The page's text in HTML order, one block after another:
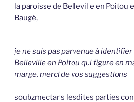
la paroisse de Belleville en Poitou
Baugé,
je ne suis pas parvenue à
Belleville en Poitou qui figure en
marge, merci de vos suggestions
soubzmectans lesdites parties